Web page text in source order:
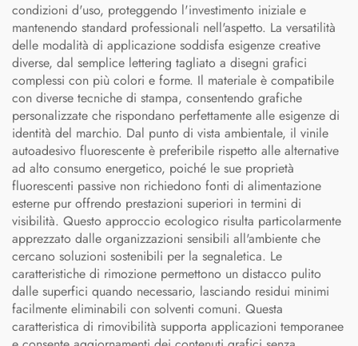
condizioni d'uso, proteggendo l'investimento iniziale e
mantenendo standard professionali nell'aspetto. La versatilità
delle modalità di applicazione soddisfa esigenze creative
diverse, dal semplice lettering tagliato a disegni grafici
complessi con più colori e forme. Il materiale è compatibile
con diverse tecniche di stampa, consentendo grafiche
personalizzate che rispondano perfettamente alle esigenze di
identità del marchio. Dal punto di vista ambientale, il vinile
autoadesivo fluorescente è preferibile rispetto alle alternative
ad alto consumo energetico, poiché le sue proprietà
fluorescenti passive non richiedono fonti di alimentazione
esterne pur offrendo prestazioni superiori in termini di
visibilità. Questo approccio ecologico risulta particolarmente
apprezzato dalle organizzazioni sensibili all'ambiente che
cercano soluzioni sostenibili per la segnaletica. Le
caratteristiche di rimozione permettono un distacco pulito
dalle superfici quando necessario, lasciando residui minimi
facilmente eliminabili con solventi comuni. Questa
caratteristica di rimovibilità supporta applicazioni temporanee